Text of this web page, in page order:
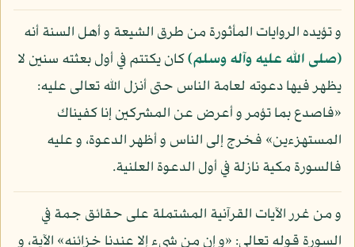
و تؤيده الروايات المأثورة من طرق الشيعة و أهل السنة أنه
(صلى الله عليه وآله وسلم)كان يكتتم في أول بعثته سنين لا
يظهر فيها دعوته لعامة الناس حتى أنزل الله تعالى عليه:
«فاصدع بما تؤمر و أعرض عن المشركين إنا كفيناك
المستهزءين» فخرج إلى الناس و أظهر الدعوة، و عليه
فالسورة مكية نازلة في أول الدعوة العلنية.
و من غرر الآيات القرآنية المشتملة على حقائق جمة في
السورة قوله تعالى: «و إن من شيء إلا عندنا خزائنه» الآية، و